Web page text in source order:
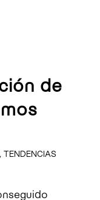
de
, TENDENCIAS